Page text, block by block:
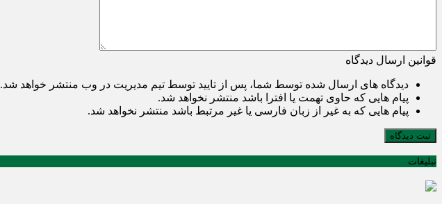
قوانین ارسال دیدگاه
دیدگاه های ارسال شده توسط شما، پس از تایید توسط تیم مدیریت در وب منتشر خواهد شد.
پیام هایی که حاوی تهمت یا افترا باشد منتشر نخواهد شد.
پیام هایی که به غیر از زبان فارسی یا غیر مرتبط باشد منتشر نخواهد شد.
ثبت دیدگاه
تبلیغات